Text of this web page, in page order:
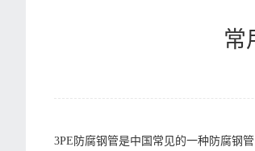
常
3PE防腐钢管是中国常见的一种防腐钢